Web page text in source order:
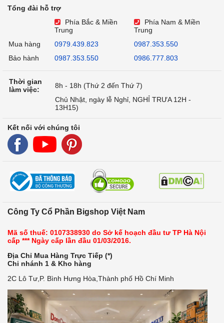
Tổng đài hỗ trợ
Phía Bắc & Miền
Trung
Phía Nam & Miền
Trung
Mua hàng
0979.439.823
0987.353.550
Bảo hành
0987.353.550 0986.777.803
Thời gian
làm việc:
8h - 18h (Thứ 2 đến Thứ 7)
Chủ Nhật, ngày lễ Nghỉ, NGHỈ TRƯA 12H -
13H15)
Kết nối với chúng tôi
Công Ty Cổ Phần Bigshop Việt Nam
Mã số thuế: 0107338930 do Sở kế hoạch đầu tư TP Hà Nội
cấp *** Ngày cấp lần đầu 01/03/2016.
Địa Chỉ Mua Hàng Trực Tiếp (*)
Chi nhánh 1 & Kho hàng
2C Lô Tư,P. Bình Hưng Hòa,Thành phố Hồ Chí Minh